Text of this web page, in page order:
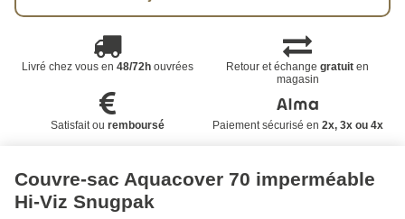
Livré chez vous en 48/72houvrées Retour et échangegratuit en
magasin
Satisfait ou remboursé Paiement sécurisé en 2x, 3x ou 4x
Couvre-sac Aquacover 70 imperméable
Hi‑Viz Snugpak